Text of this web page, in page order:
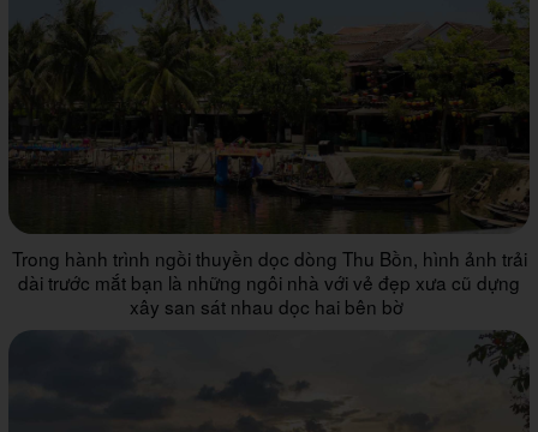
Trong hành trình ngồi thuyền dọc dòng Thu Bồn, hình ảnh trải
dài trước mắt bạn là những ngôi nhà với vẻ đẹp xưa cũ dựng
xây san sát nhau dọc hai bên bờ